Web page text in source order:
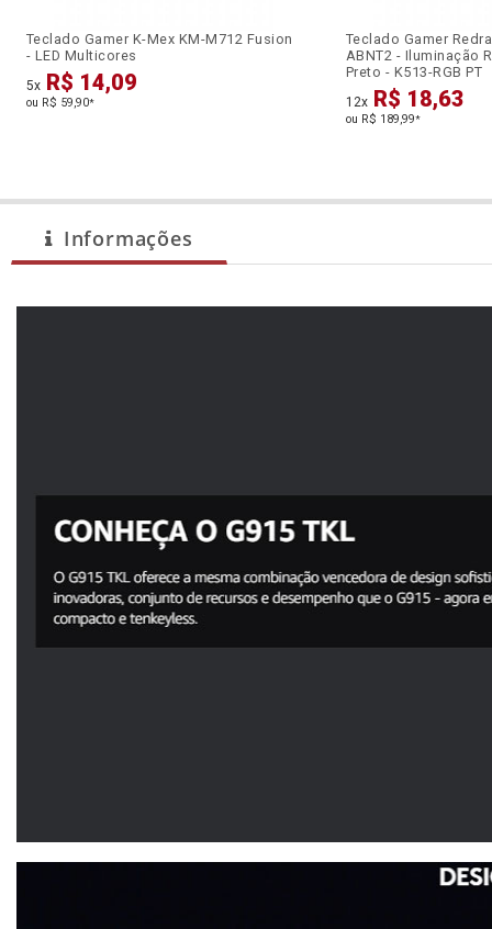
Teclado Gamer K-Mex KM-M712 Fusion
- LED Multicores
5xR$ 14,09
ou R$ 59,90*
Teclado Gamer
ABNT2 - Iluminação
Preto - K513-RGB PT
12xR$ 18,63
ou R$ 189,99*
Informações